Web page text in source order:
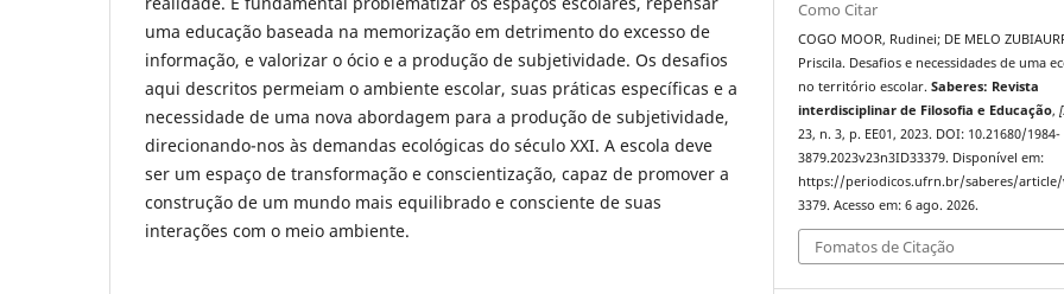
uma educação baseada na memorização em detrimento do excesso de
informação, e valorizar o ócio e a produção de subjetividade. Os desafios
aqui descritos permeiam o ambiente escolar, suas práticas específicas e a
necessidade de uma nova abordagem para a produção de subjetividade,
direcionando-nos às demandas ecológicas do século XXI. A escola deve
ser um espaço de transformação e conscientização, capaz de promover a
construção de um mundo mais equilibrado e consciente de suas
interações com o meio ambiente.
Como Citar
COGO MOOR, Rudinei; DE MELO
Priscila. Desafios e necessidades de uma
no território escolar.Saberes: Revista
interdisciplinar de Filosofia e Educação,
23, n. 3, p. EE01, 2023. DOI: 10.21680/1984-
3879.2023v23n3ID33379. Disponível em:
https://periodicos.ufrn.br/saberes/
3379. Acesso em: 6 ago. 2026.
Fomatos de Citação